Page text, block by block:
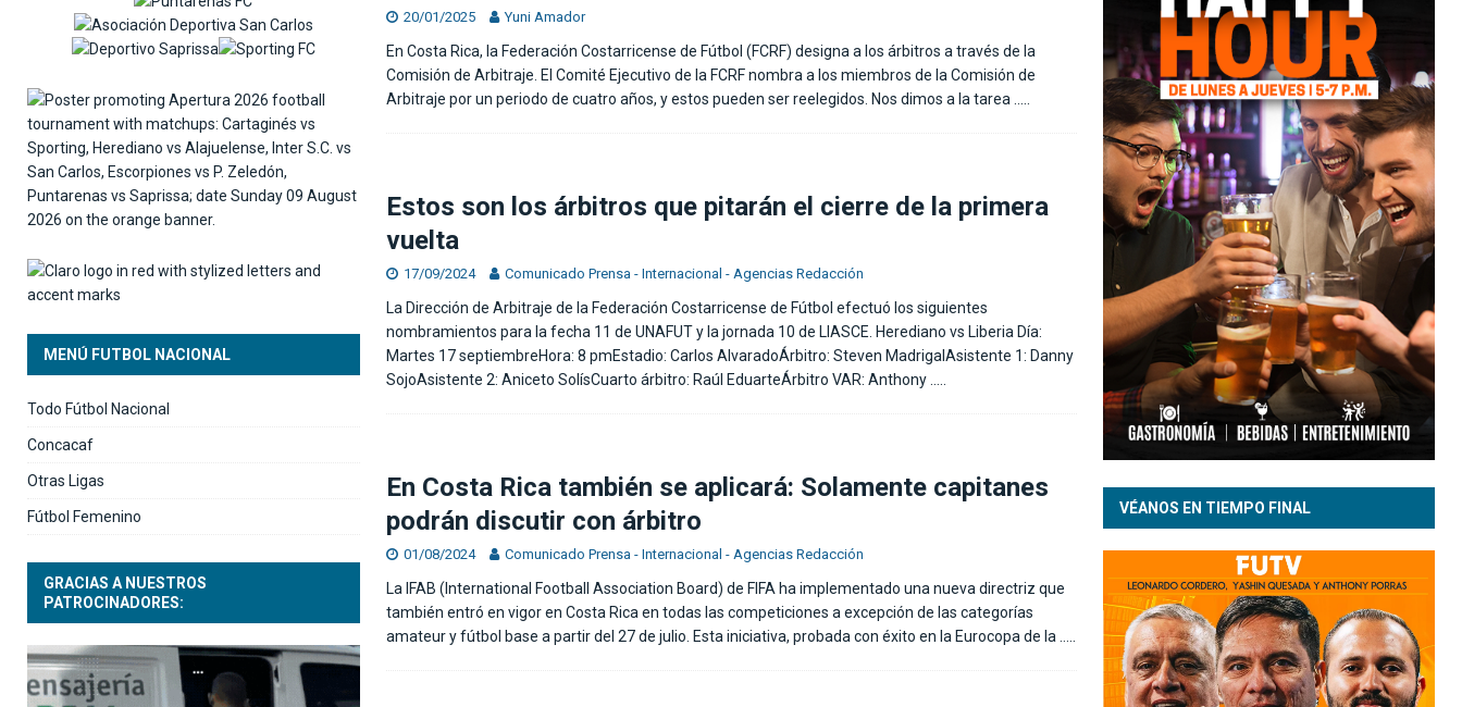
20/01/2025 Yuni Amador
En Costa Rica, la Federación Costarricense de Fútbol (FCRF) designa a los árbitros a través de la
Comisión de Arbitraje. El Comité Ejecutivo de la FCRF nombra a los miembros de la Comisión de
Arbitraje por un periodo de cuatro años, y estos pueden ser reelegidos. Nos dimos a la tarea
Estos son los árbitros que pitarán el cierre de la primera
vuelta
17/09/2024 Comunicado Prensa - Internacional - Agencias Redacción
La Dirección de Arbitraje de la Federación Costarricense de Fútbol efectuó los siguientes
nombramientos para la fecha 11 de UNAFUT y la jornada 10 de LIASCE. Herediano vs Liberia Día:
Martes 17 septiembreHora: 8 pmEstadio: Carlos AlvaradoÁrbitro: Steven MadrigalAsistente 1: Danny
SojoAsistente 2: Aniceto SolísCuarto árbitro: Raúl EduarteÁrbitro VAR: Anthony
En Costa Rica también se aplicará: Solamente capitanes
podrán discutir con árbitro
01/08/2024 Comunicado Prensa - Internacional - Agencias Redacción
La IFAB (International Football Association Board) de FIFA ha implementado una nueva directriz que
también entró en vigor en Costa Rica en todas las competiciones a excepción de las categorías
amateur y fútbol base a partir del 27 de julio. Esta iniciativa, probada con éxito en la Eurocopa de la
MENÚ FUTBOL NACIONAL
Todo Fútbol Nacional
Concacaf
Otras Ligas
Fútbol Femenino
GRACIAS A NUESTROS
PATROCINADORES:
VÉANOS EN TIEMPO FINAL